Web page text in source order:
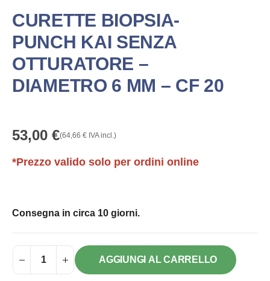
CURETTE BIOPSIA-
PUNCH KAI SENZA
OTTURATORE –
DIAMETRO 6 MM – CF 20
53,00 €(64,66 € IVA incl.)
*Prezzo valido solo per ordini online
Consegna in circa 10 giorni.
AGGIUNGI AL CARRELLO